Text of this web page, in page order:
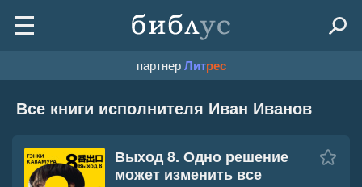
партнерЛитрес
Все книги исполнителя Иван Иванов
Выход 8. Одно решение
может изменить все